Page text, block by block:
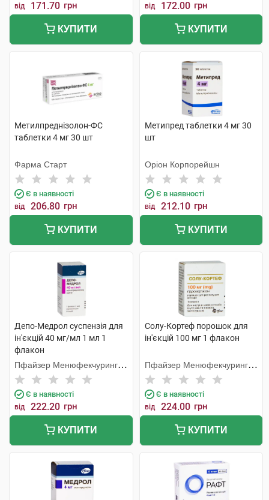
від 171.70 грн
КУПИТИ
від 172.00 грн
КУПИТИ
Метилпреднізолон-ФС
таблетки 4 мг 30 шт
Фарма Старт
Є в наявності
від 206.80 грн
КУПИТИ
Метипред таблетки 4 мг 30
шт
Оріон Корпорейшн
Є в наявності
від 212.10 грн
КУПИТИ
Депо-Медрол суспензія для
ін'єкцій 40 мг/мл 1 мл 1
флакон
Пфайзер Менюфекчуринг
Бельгія
Є в наявності
від 222.20 грн
КУПИТИ
Солу-Кортеф порошок для
ін'єкцій 100 мг 1 флакон
Пфайзер Менюфекчуринг
Бельгія
Є в наявності
від 224.00 грн
КУПИТИ